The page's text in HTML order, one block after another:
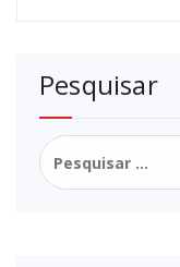
Pesquisar
Pesquisar
por: